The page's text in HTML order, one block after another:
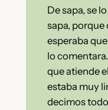
De sapa, se
sapa, porque
esperaba
lo
que atiende
estaba muy
decimos